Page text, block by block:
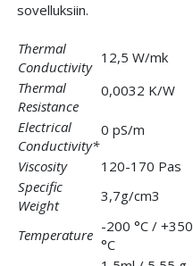
sovelluksiin.
Thermal
Conductivity
12,5 W/mk
Thermal
Resistance
0,0032 K/W
Electrical
Conductivity*
0 pS/m
Viscosity
120-170 Pas
Specific
Weight
3,7g/cm3
Temperature -200 °C / +350
°C